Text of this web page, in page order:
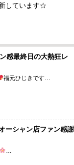
しています☆
感最終日の大熱狂レ
福元ひじきです…
ーシャン店ファン感謝
…